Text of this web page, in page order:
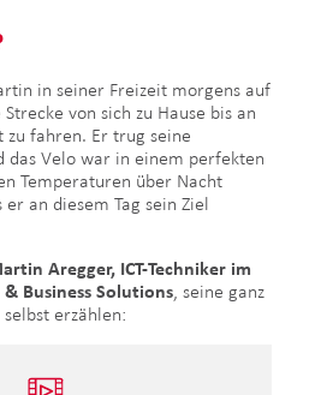
in seiner Freizeit morgens auf
von sich zu Hause bis an
zu fahren. Er trug seine
das Velo war in einem perfekten
Temperaturen über Nacht
er an diesem Tag sein Ziel
Aregger, ICT-Techniker im
Business Solutions , seine ganz
erzählen: